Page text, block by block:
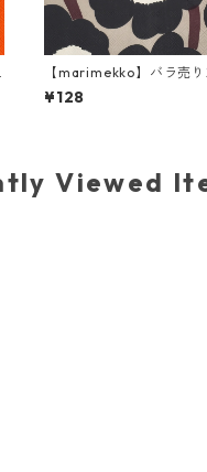
【marimekko】バラ売
枚 ランチサイズ ペーパー
プキン UNIKKO ブルー×リ
¥128
Viewed